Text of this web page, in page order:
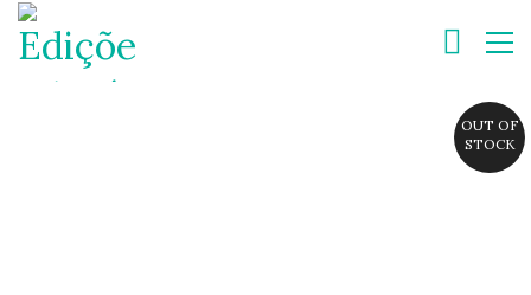
OUT OF
STOCK